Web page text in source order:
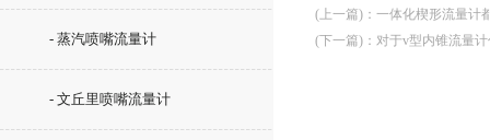
- 蒸汽喷嘴流量计
- 文丘里喷嘴流量计
(上一篇) ： 一体化楔形流量计
(下一篇) ： 对于v型内锥流量